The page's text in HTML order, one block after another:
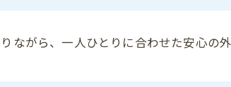
ながら、一人ひとりに合わせた安心の